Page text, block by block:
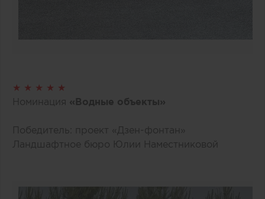
★ ★ ★ ★ ★
Номинация «Водные объекты»
Победитель: проект «Дзен-фонтан»
Ландшафтное бюро Юлии Наместниковой